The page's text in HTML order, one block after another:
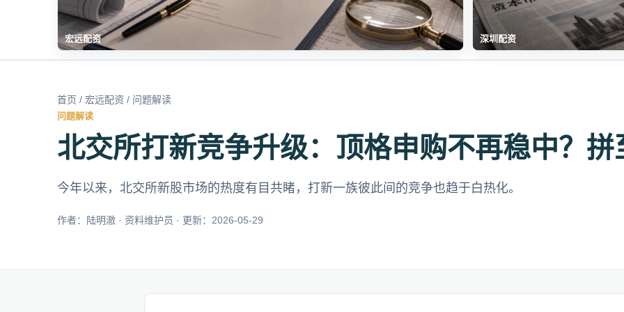
宏远配资 深圳配资
首页 / 宏远配资 / 问题解读
问题解读
北交所打新竞争升级：顶格申购不再稳中？拼
今年以来，北交所新股市场的热度有目共睹，打新一族彼此间的竞争也趋于白热化。
作者：陆明澈 · 资料维护员 · 更新：2026-05-29